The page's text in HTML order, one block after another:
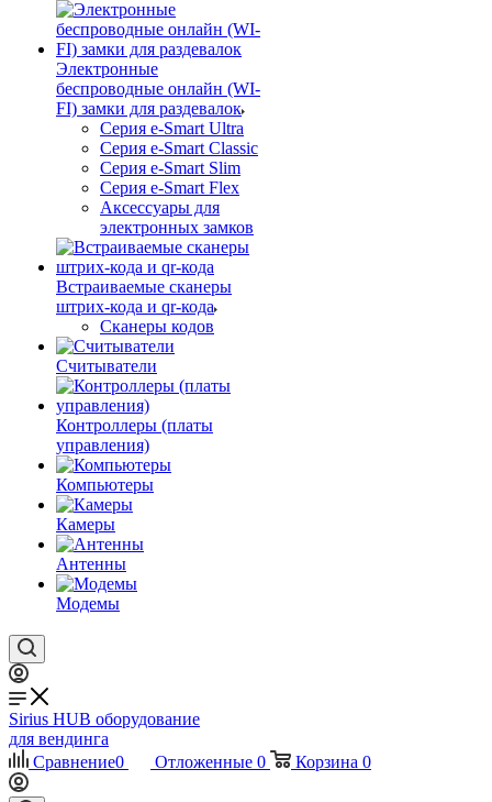
Электронные
беспроводные онлайн (WI-
FI) замки для раздевалок
Серия e-Smart Ultra
Серия e-Smart Classic
Серия e-Smart Slim
Серия e-Smart Flex
Аксессуары для
электронных замков
Встраиваемые сканеры
штрих-кода и qr-кода
Сканеры кодов
Считыватели
Контроллеры (платы
управления)
Компьютеры
Камеры
Антенны
Модемы
Sirius HUB оборудование
для вендинга
Сравнение0 Отложенные 0 Корзина 0